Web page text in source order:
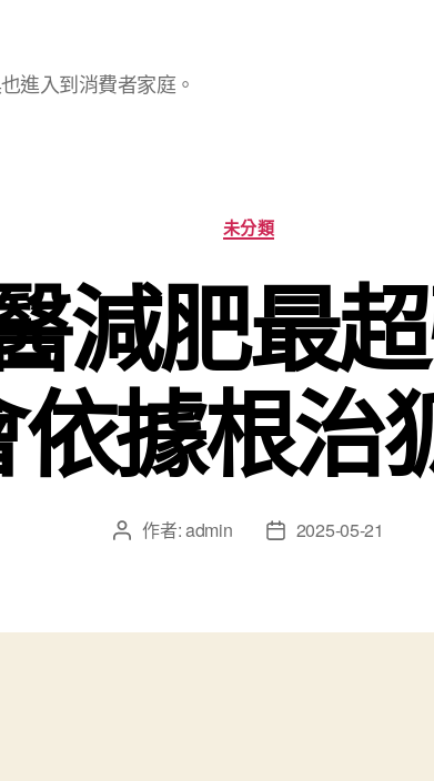
進入到消費者家庭。
分
類
未分類
減肥最
據根治
文 作者:admin
文
日
2025-05-21